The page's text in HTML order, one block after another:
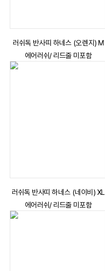
러쉬독 반사띠 하네스 (오렌지) M
에어러쉬/ 리드줄 미포함
러쉬독 반사띠 하네스 (네이비) XL
에어러쉬/ 리드줄 미포함